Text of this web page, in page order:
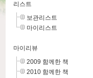
리스트
보관리스트
마이리스트
마이리뷰
2009 함께한 책
2010 함께한 책